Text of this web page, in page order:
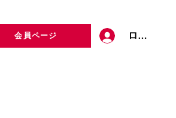
会員ページ ログイン